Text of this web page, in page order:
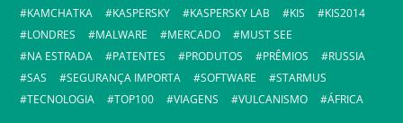
KAMCHATKA
KASPERSKY KASPERSKY LAB KIS
KIS2014
LONDRES
MALWARE MERCADO
MUST SEE
NA ESTRADA
PATENTES PRODUTOS PRÊMIOS
RUSSIA
SAS
SEGURANÇA IMPORTA SOFTWARE
STARMUS
TECNOLOGIA
TOP100 VIAGENS VULCANISMO ÁFRICA